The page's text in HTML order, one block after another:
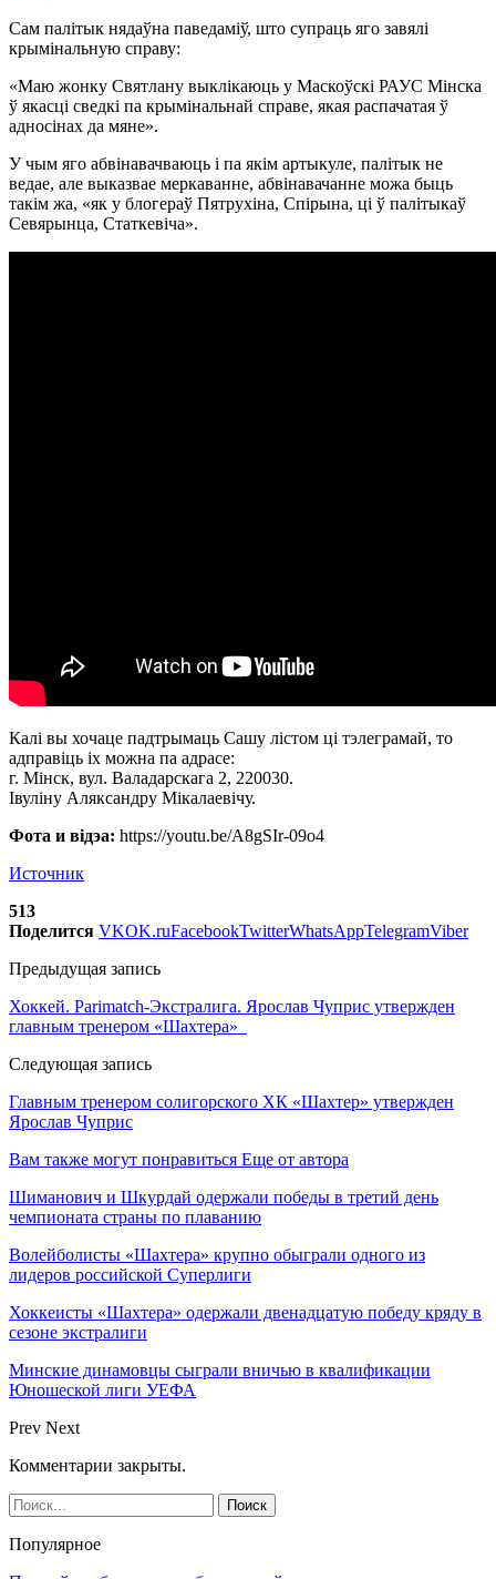
Сам палітык нядаўна паведаміў, што супраць яго завялі
крымінальную справу:
«Маю жонку Святлану выклікаюць у Маскоўскі РАУС Мінска
ў якасці сведкі па крымінальнай справе, якая распачатая ў
адносінах да мяне».
У чым яго абвінавачваюць і па якім артыкуле, палітык не
ведае, але выказвае меркаванне, абвінавачанне можа быць
такім жа, «як у блогераў Пятрухіна, Спірына, ці ў палітыкаў
Севярынца, Статкевіча».
Калі вы хочаце падтрымаць Сашу лістом ці тэлеграмай, то
адправіць іх можна па адрасе:
г. Мінск, вул. Валадарскага 2, 220030.
Івуліну Аляксандру Мікалаевічу.
Фота и відэа: https://youtu.be/A8gSIr-09o4
Источник
513
Поделится VKOK.ruFacebookTwitterWhatsAppTelegramViber
Предыдущая запись
Хоккей. Parimatch-Экстралига. Ярослав Чуприс утвержден
главным тренером «Шахтера»
Следующая запись
Главным тренером солигорского ХК «Шахтер» утвержден
Ярослав Чуприс
Вам также могут понравиться Еще от автора
Шиманович и Шкурдай одержали победы в третий день
чемпионата страны по плаванию
Волейболисты «Шахтера» крупно обыграли одного из
лидеров российской Суперлиги
Хоккеисты «Шахтера» одержали двенадцатую победу кряду в
сезоне экстралиги
Минские динамовцы сыграли вничью в квалификации
Юношеской лиги УЕФА
Prev Next
Комментарии закрыты.
Популярное